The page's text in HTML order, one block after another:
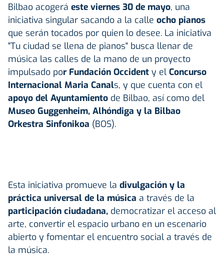
Bilbao acogerá este viernes 30 de mayo, una
iniciativa singular sacando a la calle ocho pianos
que serán tocados por quien lo desee. La iniciativa
"Tu ciudad se llena de pianos" busca llenar de
música las calles de la mano de un proyecto
impulsado por Fundación Occident y el Concurso
Internacional Maria Canals, y que cuenta con el
apoyo del Ayuntamiento de Bilbao, así como del
Museo Guggenheim, Alhóndiga y la Bilbao
Orkestra Sinfonikoa (BOS).
Esta iniciativa promueve la divulgación y la
práctica universal de la música a través de la
participación ciudadana, democratizar el acceso al
arte, convertir el espacio urbano en un escenario
abierto y fomentar el encuentro social a través de
la música.